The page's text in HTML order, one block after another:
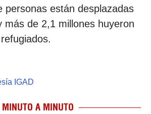
personas están desplazadas
más de 2,1 millones huyeron
IGAD
MINUTO A MINUTO